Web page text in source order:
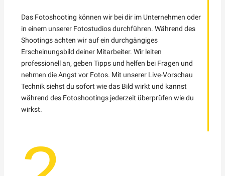
Das Fotoshooting können wir bei dir im Unternehmen oder
in einem unserer Fotostudios durchführen. Während des
Shootings achten wir auf ein durchgängiges
Erscheinungsbild deiner Mitarbeiter. Wir leiten
professionell an, geben Tipps und helfen bei Fragen und
nehmen die Angst vor Fotos. Mit unserer Live-Vorschau
Technik siehst du sofort wie das Bild wirkt und kannst
während des Fotoshootings jederzeit überprüfen wie du
wirkst.